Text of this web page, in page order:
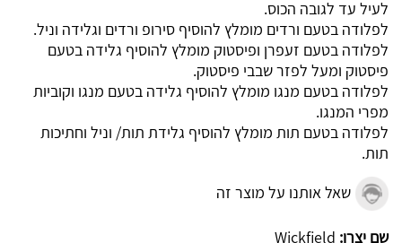
לעיל עד לגובה הכוס.
לפלודה בטעם ורדים מומלץ להוסיף סירופ ורדים וגלידה וניל.
לפלודה בטעם זעפרן ופיסטוק מומלץ להוסיף גלידה בטעם
פיסטוק ומעל לפזר שבבי פיסטוק.
לפלודה בטעם מנגו מומלץ להוסיף גלידה בטעם מנגו וקוביות
מפרי המנגו.
לפלודה בטעם תות מומלץ להוסיף גלידת תות/ וניל וחתיכות
תות.
שאל אותנו על מוצר זה
שם יצרן: Wickfield